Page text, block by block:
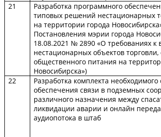
21
Разработка программного
типовых решений нестационарных
на территории города
Постановления мэрии города
18.08.2021 № 2890 «О требованиях к
нестационарных объектов торговли,
общественного питания на
Новосибирска»)
22
Разработка комплекта
обеспечения связи в подземных
различного назначения между
ликвидации аварии и онлайн
аудиопотока в штаб